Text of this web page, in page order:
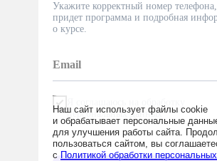
Укажите корректный номер
придет программа и подробная
о курсе.
персональных данных
Наш сайт использует файлы cookie
и обрабатывает персональные
для улучшения работы сайта.
пользоваться сайтом, вы
с Политикой обработки